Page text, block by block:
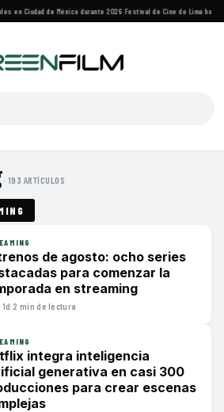
en Ciudad de México durante 2026· Festival de Cine de Lima
· 193 ARTÍCULOS
de agosto: ocho series
para comenzar la
en streaming
·2 min de lectura
integra inteligencia
generativa en casi 300
para crear escenas